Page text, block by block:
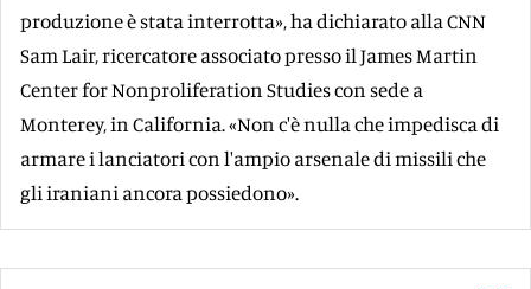
produzione è stata interrotta», ha dichiarato alla CNN
Sam Lair, ricercatore associato presso il James Martin
Center for Nonproliferation Studies con sede a
Monterey, in California. «Non c'è nulla che impedisca di
armare i lanciatori con l'ampio arsenale di missili che
gli iraniani ancora possiedono».